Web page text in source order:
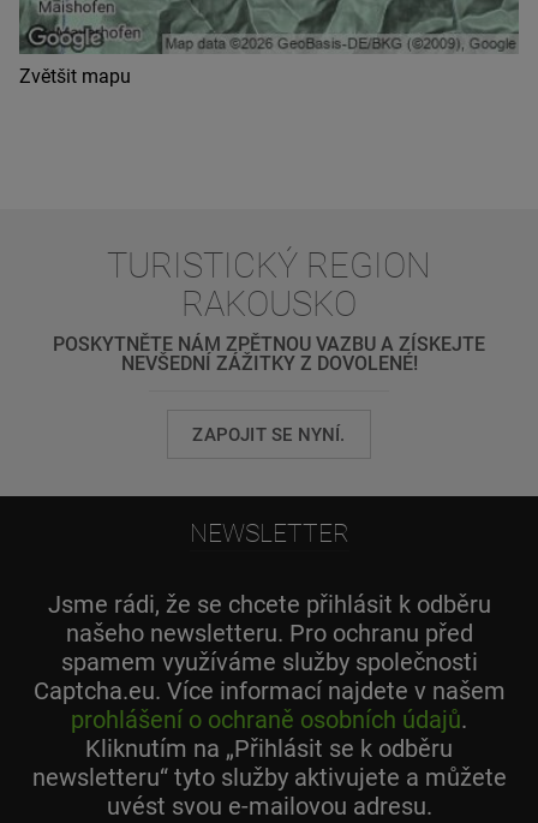
Zvětšit mapu
TURISTICKÝ REGION
RAKOUSKO
POSKYTNĚTE NÁM ZPĚTNOU VAZBU A ZÍSKEJTE
NEVŠEDNÍ ZÁŽITKY Z DOVOLENÉ!
ZAPOJIT SE NYNÍ.
NEWSLETTER
Jsme rádi, že se chcete přihlásit k odběru
našeho newsletteru. Pro ochranu před
spamem využíváme služby společnosti
Captcha.eu. Více informací najdete v našem
prohlášení o ochraně osobních údajů.
Kliknutím na „Přihlásit se k odběru
newsletteru“ tyto služby aktivujete a můžete
uvést svou e-mailovou adresu.